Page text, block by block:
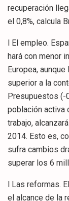
recuperación
el 0,8%, calcula
l El empleo.
hará con menor
Europea,
superior a la
Presupuestos (-
población activa
trabajo,
2014. Esto es,
sufra cambios
superar los 6
l Las reformas.
el alcance de la